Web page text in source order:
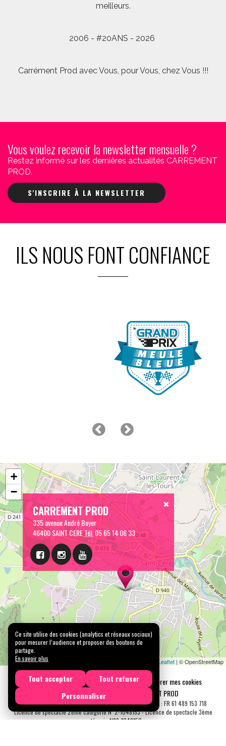
meilleurs.
2006 - #20ANS - 2026
Carrément Prod avec Vous, pour Vous, chez Vous !!!
Vous voulez recevoir la newsletter mensuelle ?
Restez informé sur les dernières actualités CARREMENT
PROD.
S'INSCRIRE À LA NEWSLETTER
ILS NOUS FONT CONFIANCE
CARREMENT PROD
335 avenue André Boyer
46400 SAINT CERETél:05 65 14 06 33
+
−
Leaflet | © OpenStreetMap
Mentions légales Confidentialité
Gérer mes cookies
Tous droits réservés © 2026 |
CARREMENT PROD
N° SIRET : 489 153 718 00031 - APE : 9001 Z - N° TVA Int. : FR 61 489 153 718
Licence de spectacle 2ème catégorie N°2-1048153 - Licence de spectacle 3ème
catégorie N°3-1048152
Ce site utilise des cookies (analytics et réseaux sociaux)
pour mesurer l’audience et proposer des boutons de
partage.
En savoir plus
Tout accepter
Tout refuser
Personnaliser